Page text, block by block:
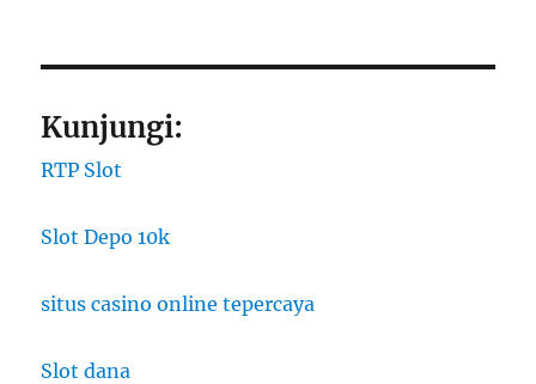
Kunjungi:
RTP Slot
Slot Depo 10k
situs casino online tepercaya
Slot dana